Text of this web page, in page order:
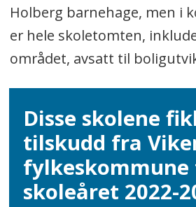
Holberg barnehage, men i
er hele skoletomten,
området, avsatt til
Disse skolene
tilskudd fra
skoleåret 2022-